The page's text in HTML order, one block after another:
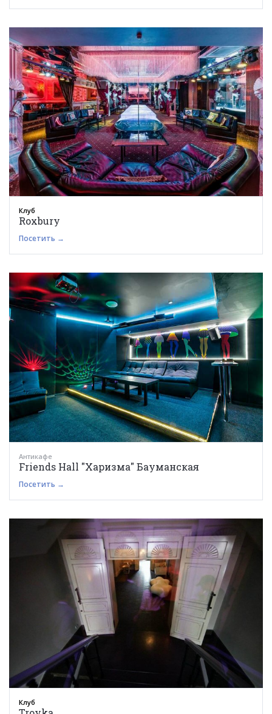
Клуб
Roxbury
Посетить →
Антикафе
Friends Hall "Харизма" Бауманская
Посетить →
Клуб